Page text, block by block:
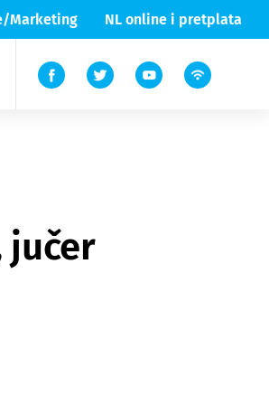
Marketing NL online i pretplata
jučer